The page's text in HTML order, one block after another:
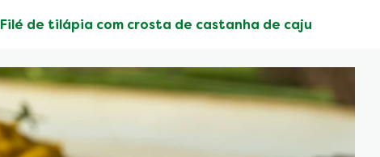
Filé de tilápia com crosta de castanha de caju